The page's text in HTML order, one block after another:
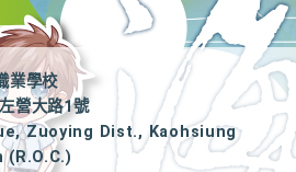
業學校
營大路1號
Zuoying Dist., Kaohsiung
(R.O.C.)